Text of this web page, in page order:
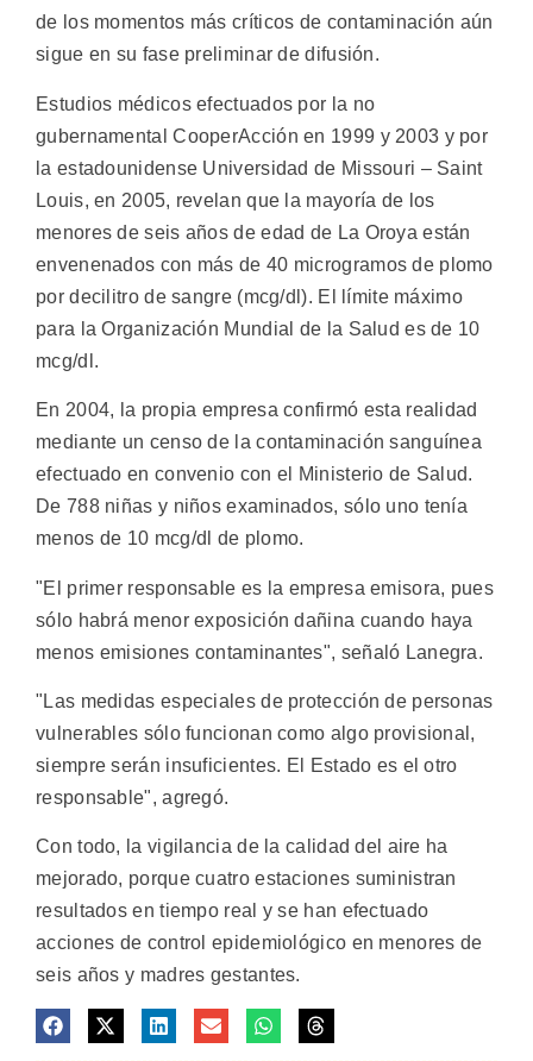
de los momentos más críticos de contaminación aún
sigue en su fase preliminar de difusión.
Estudios médicos efectuados por la no
gubernamental CooperAcción en 1999 y 2003 y por
la estadounidense Universidad de Missouri – Saint
Louis, en 2005, revelan que la mayoría de los
menores de seis años de edad de La Oroya están
envenenados con más de 40 microgramos de plomo
por decilitro de sangre (mcg/dl). El límite máximo
para la Organización Mundial de la Salud es de 10
mcg/dl.
En 2004, la propia empresa confirmó esta realidad
mediante un censo de la contaminación sanguínea
efectuado en convenio con el Ministerio de Salud.
De 788 niñas y niños examinados, sólo uno tenía
menos de 10 mcg/dl de plomo.
"El primer responsable es la empresa emisora, pues
sólo habrá menor exposición dañina cuando haya
menos emisiones contaminantes", señaló Lanegra.
"Las medidas especiales de protección de personas
vulnerables sólo funcionan como algo provisional,
siempre serán insuficientes. El Estado es el otro
responsable", agregó.
Con todo, la vigilancia de la calidad del aire ha
mejorado, porque cuatro estaciones suministran
resultados en tiempo real y se han efectuado
acciones de control epidemiológico en menores de
seis años y madres gestantes.